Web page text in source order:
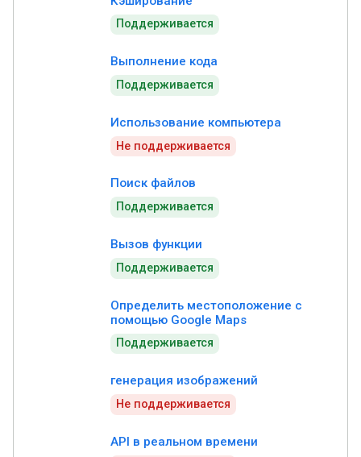
Поддерживается
Выполнение кода
Поддерживается
Использование компьютера
Не поддерживается
Поиск файлов
Поддерживается
Вызов функции
Поддерживается
Определить местоположение с
помощью Google Maps
Поддерживается
генерация изображений
Не поддерживается
API в реальном времени